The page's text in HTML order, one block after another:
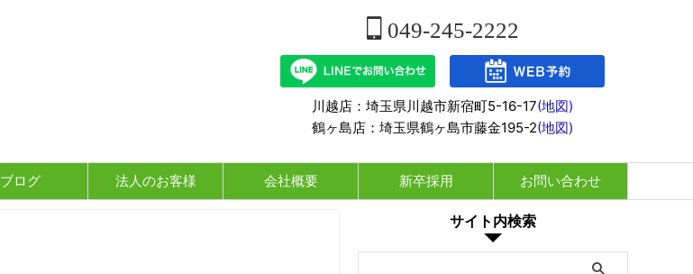
049-245-2222
川越店：埼玉県川越市新宿町5-16-17(地図)
鶴ヶ島店：埼玉県鶴ヶ島市藤金195-2(地図)
ブログ 法人のお客様 会社概要 新卒採用 お問い合わせ
サイト内検索